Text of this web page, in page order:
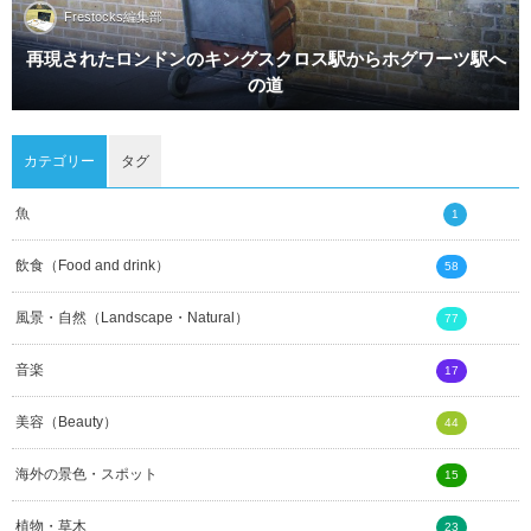
Frestocks編集部
再現されたロンドンのキングスクロス駅からホグワーツ駅へ
の道
カテゴリー タグ
魚 1
飲食（Food and drink） 58
風景・自然（Landscape・Natural） 77
音楽 17
美容（Beauty） 44
海外の景色・スポット 15
植物・草木 23